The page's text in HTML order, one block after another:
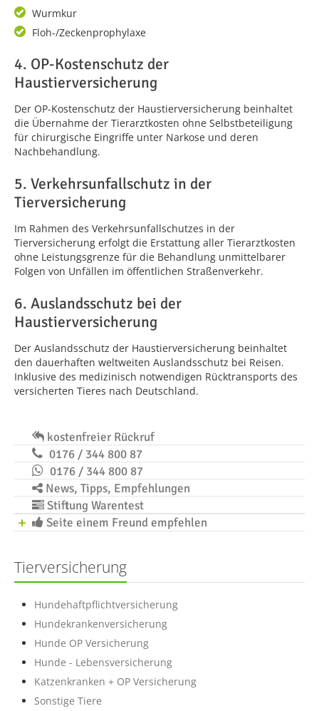
Wurmkur
Floh-/Zeckenprophylaxe
4. OP-Kostenschutz der
Haustierversicherung
Der OP-Kostenschutz der Haustierversicherung beinhaltet
die Übernahme der Tierarztkosten ohne Selbstbeteiligung
für chirurgische Eingriffe unter Narkose und deren
Nachbehandlung.
5. Verkehrsunfallschutz in der
Tierversicherung
Im Rahmen des Verkehrsunfallschutzes in der
Tierversicherung erfolgt die Erstattung aller Tierarztkosten
ohne Leistungsgrenze für die Behandlung unmittelbarer
Folgen von Unfällen im öffentlichen Straßenverkehr.
6. Auslandsschutz bei der
Haustierversicherung
Der Auslandsschutz der Haustierversicherung beinhaltet
den dauerhaften weltweiten Auslandsschutz bei Reisen.
Inklusive des medizinisch notwendigen Rücktransports des
versicherten Tieres nach Deutschland.
kostenfreier Rückruf
0176 / 344 800 87
0176 / 344 800 87
News, Tipps, Empfehlungen
Stiftung Warentest
Seite einem Freund empfehlen
Tierversicherung
Hundehaftpflichtversicherung
Hundekrankenversicherung
Hunde OP Versicherung
Hunde - Lebensversicherung
Katzenkranken + OP Versicherung
Sonstige Tiere